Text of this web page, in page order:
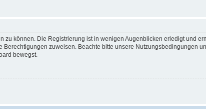
zu können. Die Registrierung ist in wenigen Augenblicken erledigt und
zuweisen. Beachte bitte unsere Nutzungsbedingungen
bewegst.